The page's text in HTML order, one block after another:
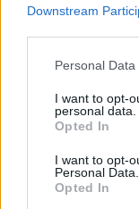
Downstream
Personal
I want to opt-
personal data.
Opted In
I want to opt-
Personal Data.
Opted In
Μητσοτάκης
είναι μόνο να
σύνορα της
13:24 - 29 Ιουνίου
«Δεσμευόμαστε
και να